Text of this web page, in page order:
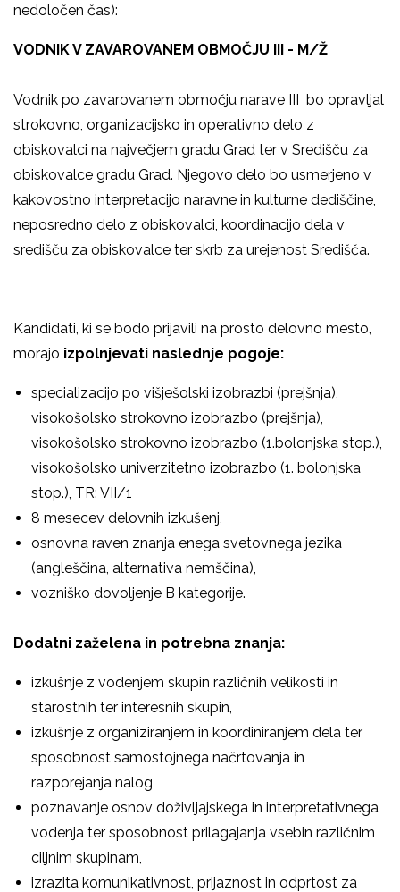
nedoločen čas):
VODNIK V ZAVAROVANEM OBMOČJU III - M/Ž
Vodnik po zavarovanem območju narave III bo opravljal
strokovno, organizacijsko in operativno delo z
obiskovalci na največjem gradu Grad ter v Središču za
obiskovalce gradu Grad. Njegovo delo bo usmerjeno v
kakovostno interpretacijo naravne in kulturne dediščine,
neposredno delo z obiskovalci, koordinacijo dela v
središču za obiskovalce ter skrb za urejenost Središča.
Kandidati, ki se bodo prijavili na prosto delovno mesto,
morajo izpolnjevati naslednje pogoje:
specializacijo po višješolski izobrazbi (prejšnja),
visokošolsko strokovno izobrazbo (prejšnja),
visokošolsko strokovno izobrazbo (1.bolonjska stop.),
visokošolsko univerzitetno izobrazbo (1. bolonjska
stop.), TR: VII/1
8 mesecev delovnih izkušenj,
osnovna raven znanja enega svetovnega jezika
(angleščina, alternativa nemščina),
vozniško dovoljenje B kategorije.
Dodatni zaželena in potrebna znanja:
izkušnje z vodenjem skupin različnih velikosti in
starostnih ter interesnih skupin,
izkušnje z organiziranjem in koordiniranjem dela ter
sposobnost samostojnega načrtovanja in
razporejanja nalog,
poznavanje osnov doživljajskega in interpretativnega
vodenja ter sposobnost prilagajanja vsebin različnim
ciljnim skupinam,
izrazita komunikativnost, prijaznost in odprtost za